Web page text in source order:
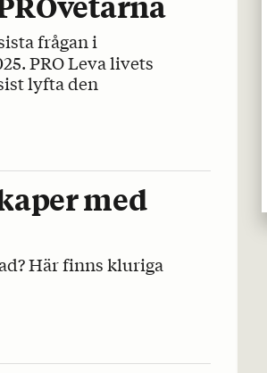
frågan i
PRO Leva livets
lyfta den
med
Här finns kluriga